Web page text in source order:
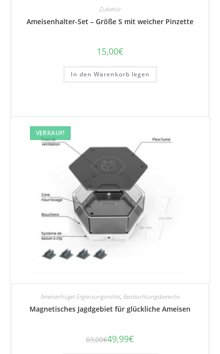
Zubehör
Ameisenhalter-Set – Größe S mit weicher Pinzette
15,00€
In den Warenkorb legen
VERKAUF!
Ameisenhügel-Ergänzungsmittel, Beobachtungsbereiche
Magnetisches Jagdgebiet für glückliche Ameisen
69,00€ Der
49,99€
Der